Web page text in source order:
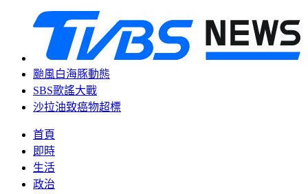
颱風白海豚動態
SBS歌謠大戰
沙拉油致癌物超標
首頁
即時
生活
政治